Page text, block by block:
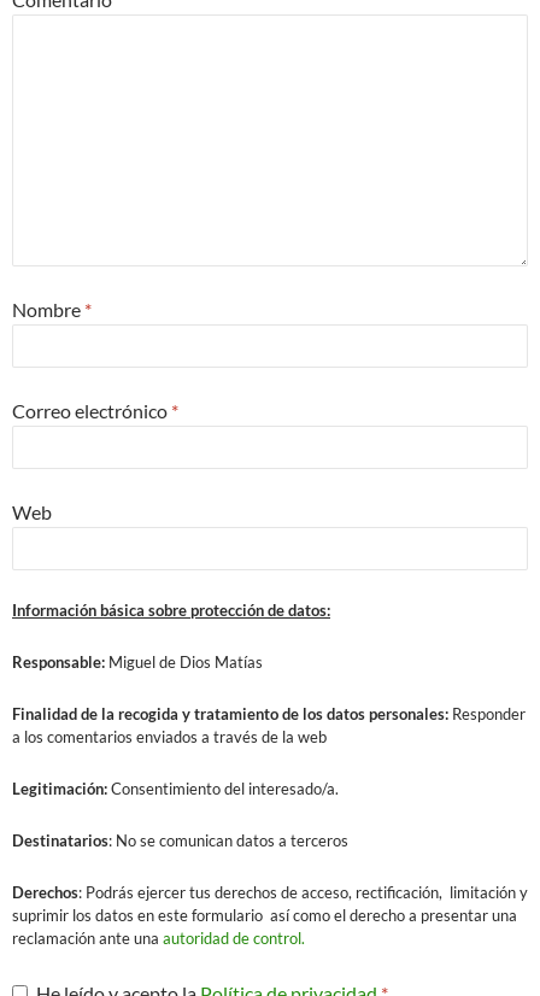
Nombre *
Correo electrónico *
Web
Información básica sobre protección de datos:
Responsable: Miguel de Dios Matías
Finalidadde la recogida y tratamiento de los datos personales: Responder
a los comentarios enviados a través de la web
Legitimación:Consentimiento del interesado/a.
Destinatarios: No se comunican datos a terceros
Derechos: Podrás ejercer tus derechos de acceso, rectificación, limitación y
suprimir los datos en este formulario así como el derecho a presentar una
reclamación ante una autoridad de control.